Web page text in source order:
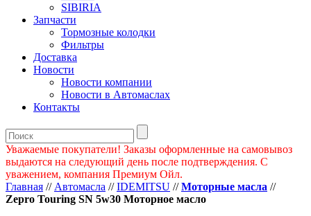
SIBIRIA
Запчасти
Тормозные колодки
Фильтры
Доставка
Новости
Новости компании
Новости в Автомаслах
Контакты
Уважаемые покупатели! Заказы оформленные на самовывоз
выдаются на следующий день после подтверждения. С
уважением, компания Премиум Ойл.
Главная //Автомасла //IDEMITSU //Моторные масла //
Zepro Touring SN 5w30 Моторное масло